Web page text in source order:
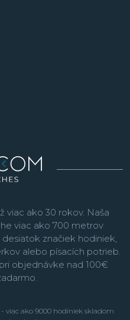
viac ako 30 rokov. Naša
viac ako 700 metrov
značiek hodiniek,
alebo písacích potrieb.
objednávke nad 100€
viac ako 9000 hodiniek skladom